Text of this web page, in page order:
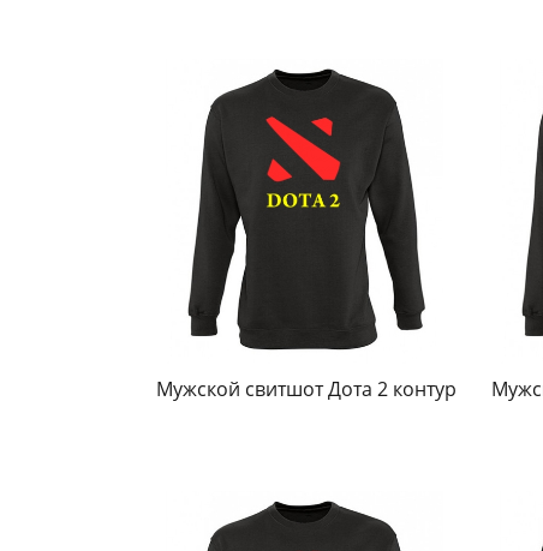
Мужской свитшот Дота 2 контур